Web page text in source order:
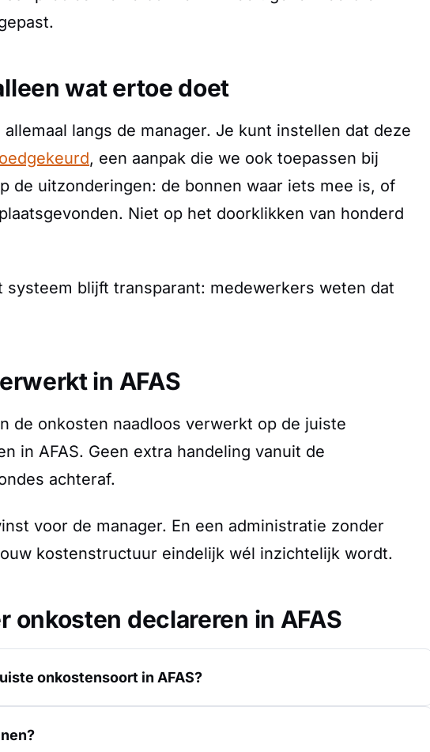
wat ertoe doet
langs de manager. Je kunt instellen dat deze
, een aanpak die we ook toepassen bij
de uitzonderingen: de bonnen waar iets mee is, of
Niet op het doorklikken van honderd
blijft transparant: medewerkers weten dat
in AFAS
de onkosten naadloos verwerkt op de juiste
in AFAS. Geen extra handeling vanuit de
achteraf.
voor de manager. En een administratie zonder
kostenstructuur eindelijk wél inzichtelijk wordt.
onkosten declareren in AFAS
onkostensoort in AFAS?